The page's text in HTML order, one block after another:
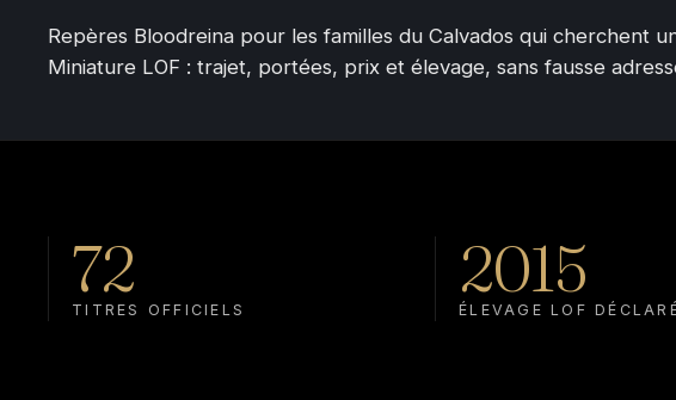
Repères Bloodreina pour les familles du Calvados qui cherchent
Miniature LOF : trajet, portées, prix et élevage, sans fausse
72
TITRES OFFICIELS
2015
ÉLEVAGE LOF